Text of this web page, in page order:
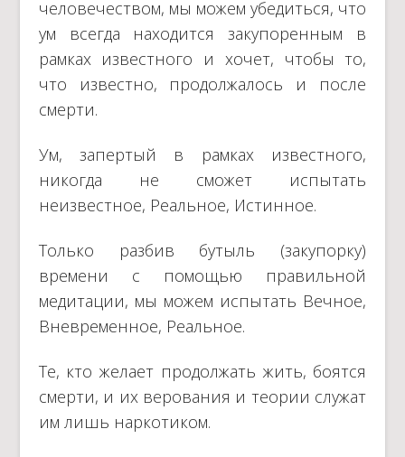
человечеством, мы можем убедиться, что
ум всегда находится закупоренным в
рамках известного и хочет, чтобы то,
что известно, продолжалось и после
смерти.
Ум, запертый в рамках известного,
никогда не сможет испытать
неизвестное, Реальное, Истинное.
Только разбив бутыль (закупорку)
времени с помощью правильной
медитации, мы можем испытать Вечное,
Вневременное, Реальное.
Те, кто желает продолжать жить, боятся
смерти, и их верования и теории служат
им лишь наркотиком.